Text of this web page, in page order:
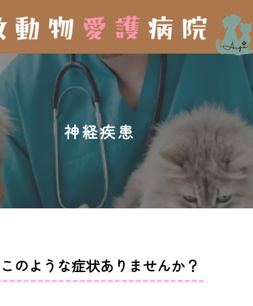
神経疾患
このような症状ありませんか？